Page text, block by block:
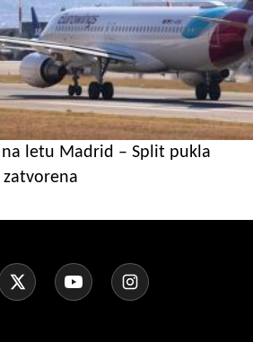
letu Madrid – Split pukla